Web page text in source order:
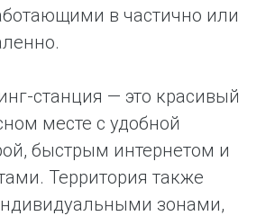
в частично или
станция — это красивый
месте с удобной
быстрым интернетом и
Территория также
зонами,